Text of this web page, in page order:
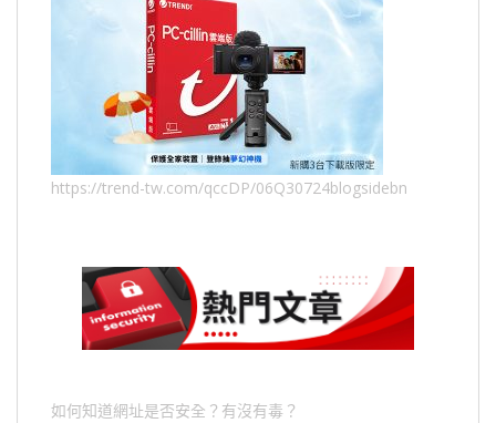
https://trend-tw.com/qccDP/06Q30724blogsidebn
如何知道網址是否安全？有沒有毒？